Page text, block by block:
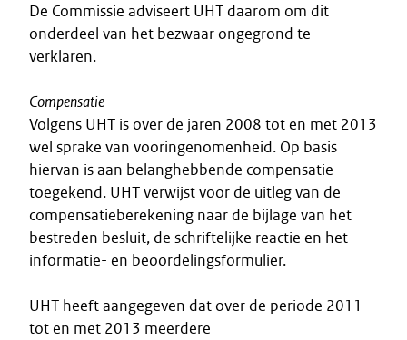
De Commissie adviseert UHT daarom om dit
onderdeel van het bezwaar ongegrond te
verklaren.
Compensatie
Volgens UHT is over de jaren 2008 tot en met 2013
wel sprake van vooringenomenheid. Op basis
hiervan is aan belanghebbende compensatie
toegekend. UHT verwijst voor de uitleg van de
compensatieberekening naar de bijlage van het
bestreden besluit, de schriftelijke reactie en het
informatie- en beoordelingsformulier.
UHT heeft aangegeven dat over de periode 2011
tot en met 2013 meerdere